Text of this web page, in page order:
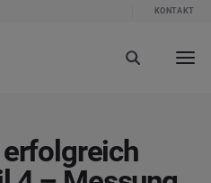
KONTAKT